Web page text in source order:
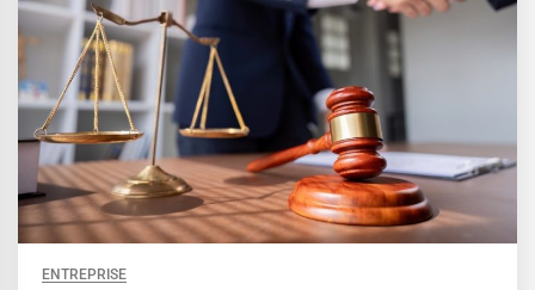
ENTREPRISE